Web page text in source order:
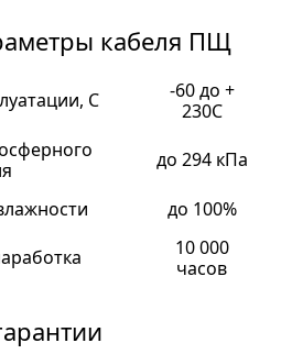
кабеля ПЩ
С
-60 до +
230С
до 294 кПа
до 100%
10 000
часов